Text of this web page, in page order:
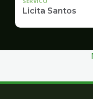
Licita Santos